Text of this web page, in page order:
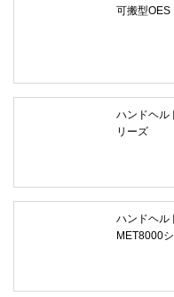
可搬型OES
ハンドヘル
リーズ
ハンドヘル
MET8000